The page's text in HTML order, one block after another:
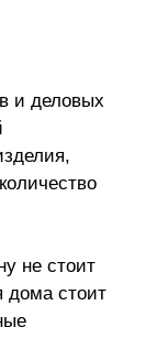
и деловых
не стоит
дома стоит